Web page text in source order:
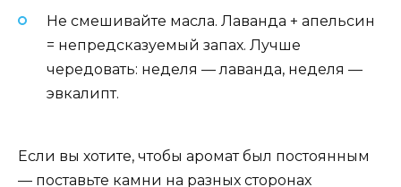
Не смешивайте масла. Лаванда + апельсин
= непредсказуемый запах. Лучше
чередовать: неделя — лаванда, неделя —
эвкалипт.
Если вы хотите, чтобы аромат был постоянным
— поставьте камни на разных сторонах